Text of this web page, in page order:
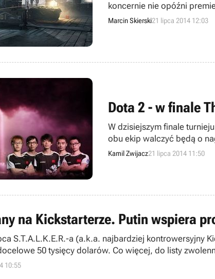
koncernie nie opóźni
spersonalizowanym
Marcin Skierski21 lipca 2014 12:03
Dota 2 - w finale
W dzisiejszym finale
obu ekip walczyć będą o
rozpocznie się o godzinie
Kamil Zwijacz21 lipca 2014 11:50
na Kickstarterze. Putin wspiera
S.T.A.L.K.E.R.-a (a.k.a. najbardziej kontrowersyjny
50 tysięcy dolarów. Co więcej, do listy
10:55